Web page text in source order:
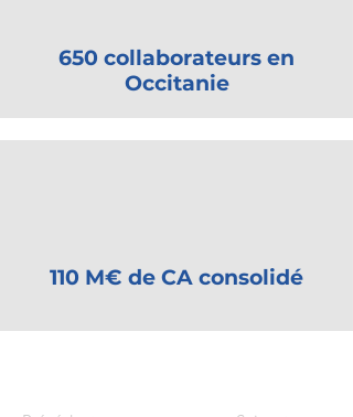
650 collaborateurs en
Occitanie
110 M€ de CA consolidé